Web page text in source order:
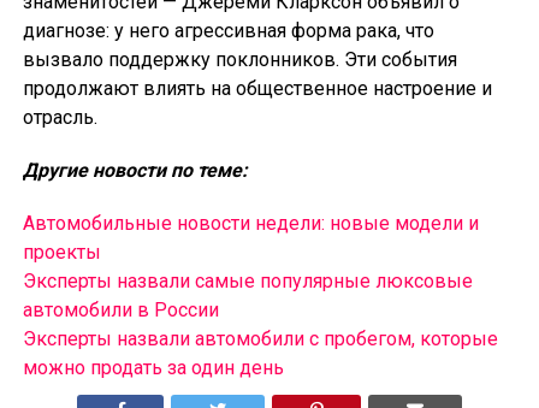
диагнозе: у него агрессивная форма рака, что
вызвало поддержку поклонников. Эти события
продолжают влиять на общественное настроение и
отрасль.
Другие новости по теме:
Автомобильные новости недели: новые модели и
проекты
Эксперты назвали самые популярные люксовые
автомобили в России
Эксперты назвали автомобили с пробегом, которые
можно продать за один день